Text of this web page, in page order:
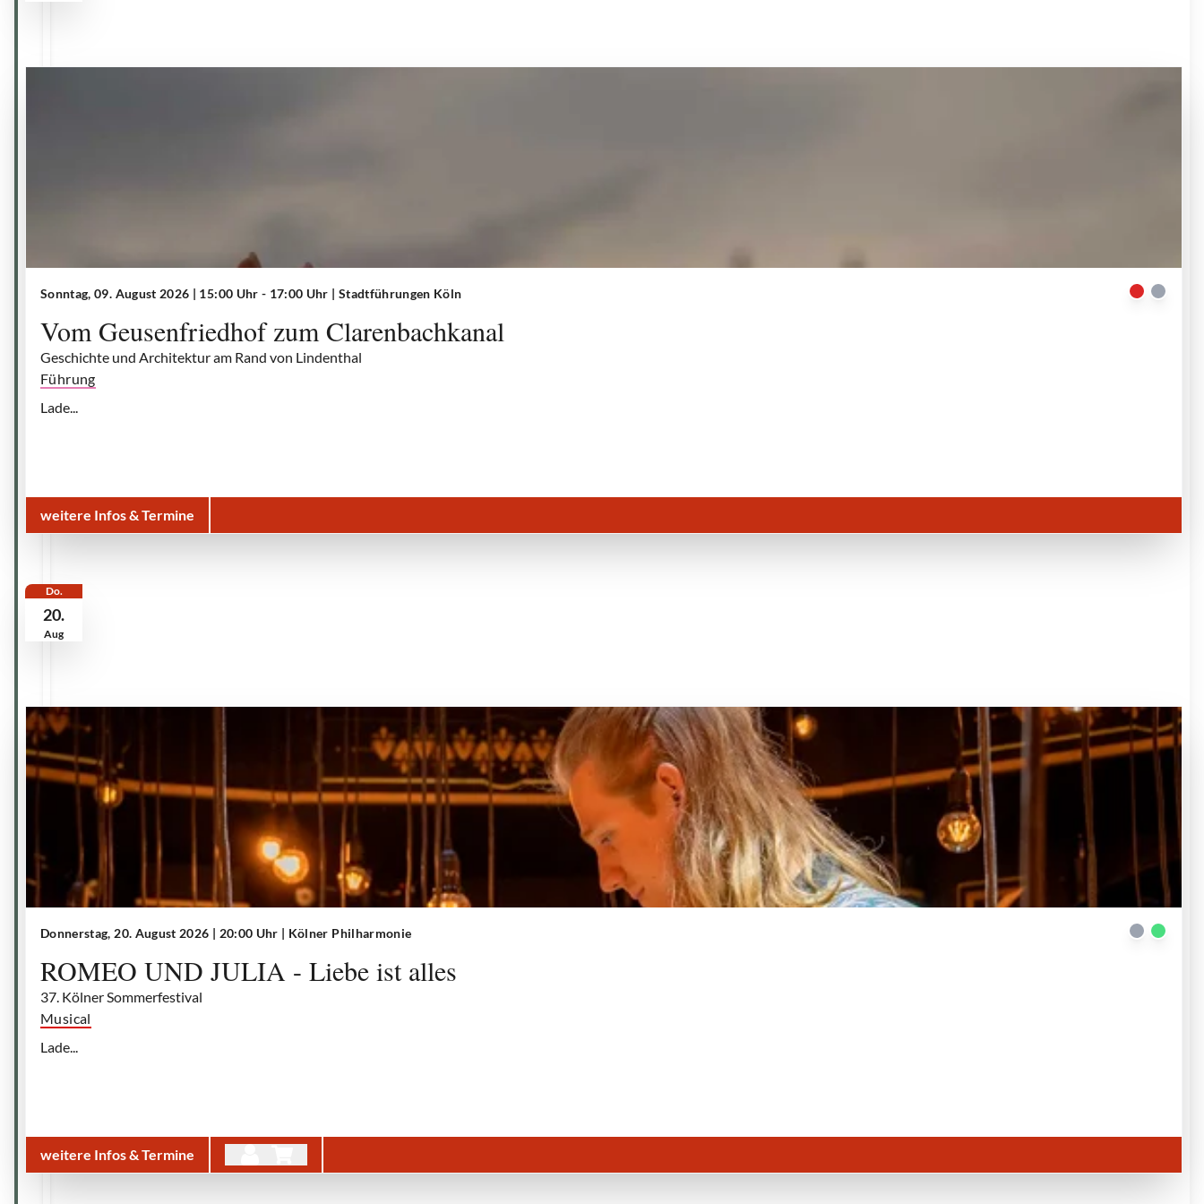
Sonntag, 09. August 2026 | 15:00 Uhr - 17:00 Uhr | Stadtführungen Köln
Vom Geusenfriedhof zum Clarenbachkanal
Geschichte und Architektur am Rand von Lindenthal
Führung
Lade...
weitere Infos & Termine
Kölner Dom im Hintergrund, vorne zwei Hände die ein Herz bilden
Do.
20.
Aug
Donnerstag, 20. August 2026 | 20:00 Uhr | Kölner Philharmonie
ROMEO UND JULIA - Liebe ist alles
37. Kölner Sommerfestival
Musical
Lade...
weitere Infos & Termine